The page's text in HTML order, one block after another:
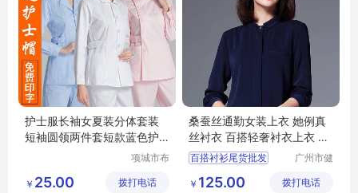
护士服长袖女夏装分体套装
短袖圆领两件套短款蓝色护
项城市布
有限公司
￥ 25.00 拨打电话
桑蚕丝通勤女装上衣 她例真
丝衬衣 百搭轻奢衬衣上衣 尾
货女装批发
百搭衬衫尾货批发
广州女装批发市场
广州市健
限公司
￥ 125.00 拨打电话